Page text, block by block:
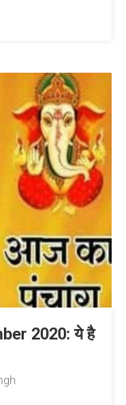
2020: ये है